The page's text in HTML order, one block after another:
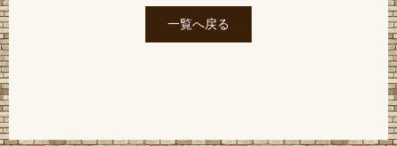
一覧へ戻る